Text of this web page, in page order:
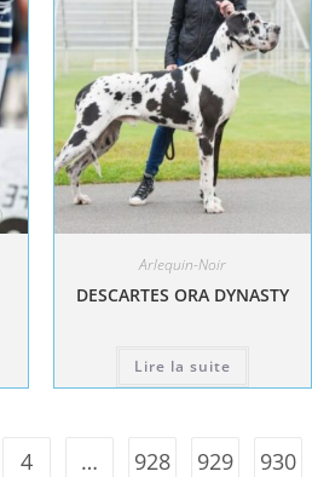
Arlequin-Noir
DESCARTES ORA DYNASTY
Lire la suite
4 … 928 929 930